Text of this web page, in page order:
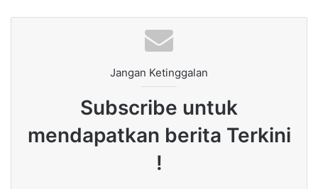
Jangan Ketinggalan
Subscribe untuk
mendapatkan berita Terkini
!